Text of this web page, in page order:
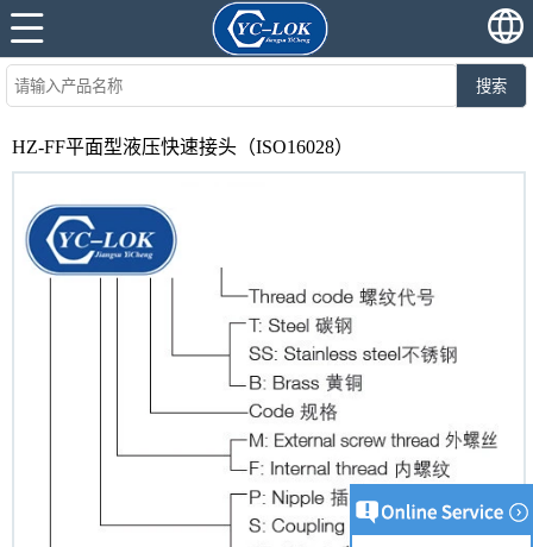
搜索
HZ-FF平面型液压快速接头（ISO16028）